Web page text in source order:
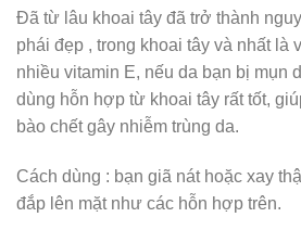
Đã từ lâu khoai tây đã trở thành
phái đẹp , trong khoai tây và nhất là
nhiều vitamin E, nếu da bạn bị mụn
dùng hỗn hợp từ khoai tây rất tốt,
bào chết gây nhiễm trùng da.
Cách dùng : bạn giã nát hoặc xay
đắp lên mặt như các hỗn hợp trên.